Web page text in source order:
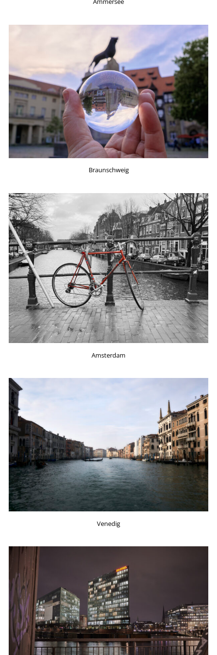
Braunschweig
Amsterdam
Venedig